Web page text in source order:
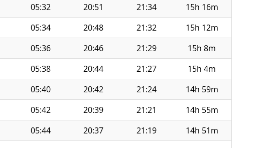
05:32 20:51 21:34
15h 16m
05:34 20:48 21:32
15h 12m
05:36 20:46 21:29
15h 8m
05:38 20:44 21:27
15h 4m
05:40 20:42 21:24
14h 59m
05:42 20:39 21:21
14h 55m
05:44 20:37 21:19
14h 51m